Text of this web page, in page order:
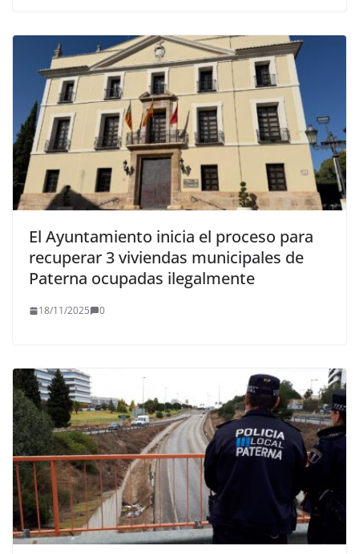
El Ayuntamiento inicia el proceso para
recuperar 3 viviendas municipales de
Paterna ocupadas ilegalmente
18/11/2025 0